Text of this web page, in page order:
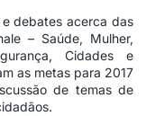
debates acerca das
– Saúde, Mulher,
Cidades e
as metas para 2017
de temas de